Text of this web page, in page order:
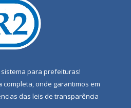
sistema para prefeituras!
completa, onde garantimos em
das leis de transparência